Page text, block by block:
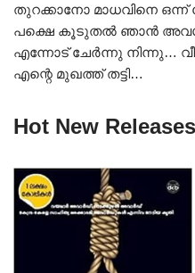
തുറക്കാനോ മാധവിനെ
പക്ഷെ കൂടുതൽ ഞാൻ
എന്നോട് ചേർന്നു നിന്നു…
എന്റെ മുഖത്ത് തട്ടി…
Hot New